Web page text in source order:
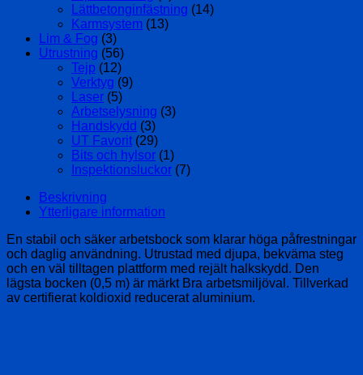
Lättbetonginfästning (14)
Karmsystem (13)
Lim & Fog (3)
Utrustning (56)
Tejp (12)
Verktyg (9)
Laser (5)
Arbetselysning (3)
Handskydd (3)
UT Favorit (29)
Bits och hylsor (1)
Inspektionsluckor (7)
Beskrivning
Ytterligare information
En stabil och säker arbetsbock som klarar höga påfrestningar
och daglig användning. Utrustad med djupa, bekväma steg
och en väl tilltagen plattform med rejält halkskydd. Den
lägsta bocken (0,5 m) är märkt Bra arbetsmiljöval. Tillverkad
av certifierat koldioxid reducerat aluminium.